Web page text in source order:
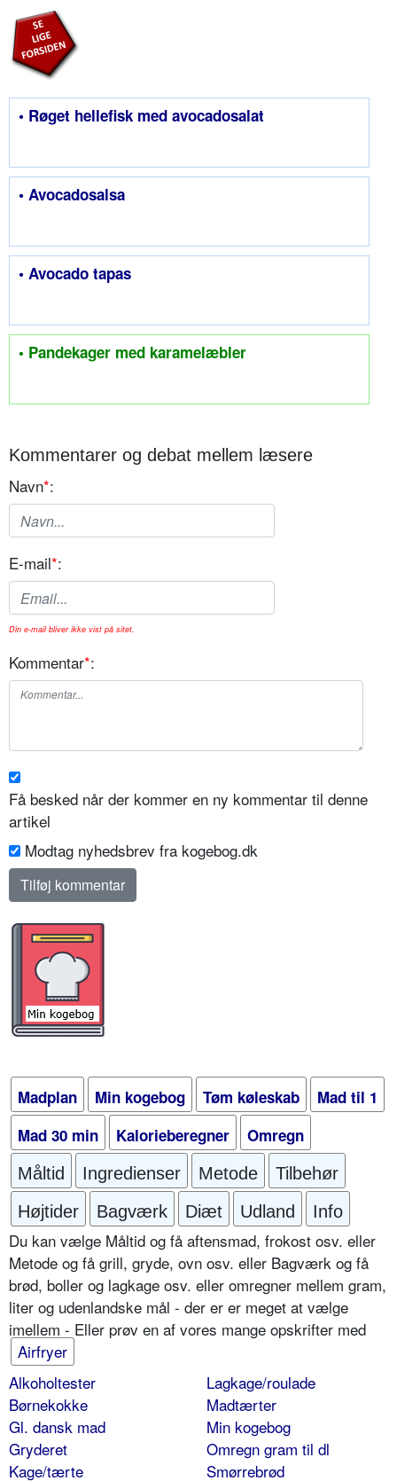
• Røget hellefisk med avocadosalat
• Avocadosalsa
• Avocado tapas
• Pandekager med karamelæbler
Kommentarer og debat mellem læsere
Navn*:
E-mail*:
Din e-mail bliver ikke vist på sitet.
Kommentar*:
Få besked når der kommer en ny kommentar til denne
artikel
Modtag nyhedsbrev fra kogebog.dk
Madplan Min kogebog Tøm køleskab
Mad til 1
Mad 30 min
Kalorieberegner Omregn
Måltid Ingredienser Metode
Tilbehør
Højtider
Bagværk Diæt Udland Info
Du kan vælge Måltid og få aftensmad, frokost osv. eller
Metode og få grill, gryde, ovn osv. eller Bagværk og få
brød, boller og lagkage osv. eller omregner mellem gram,
liter og udenlandske mål - der er er meget at vælge
imellem - Eller prøv en af vores mange opskrifter med
Airfryer
Alkoholtester
Børnekokke
Gl. dansk mad
Gryderet
Kage/tærte
Lagkage/roulade
Madtærter
Min kogebog
Omregn gram til dl
Smørrebrød